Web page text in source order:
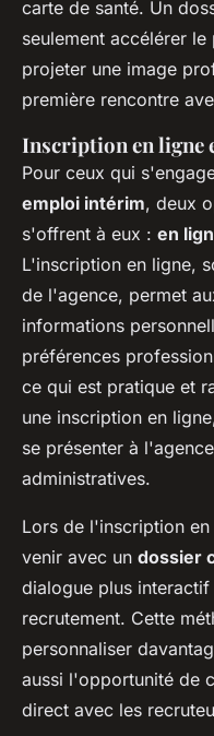
carte de santé. Un
seulement accélérer
projeter une image
première rencontre
Inscription en ligne
Pour ceux qui
emploi intérim, deux
s'offrent à eux : en
L'inscription en ligne,
de l'agence, permet
informations
préférences
ce qui est pratique et
une inscription en
se présenter à
administratives.
Lors de l'inscription
venir avec un dossier
dialogue plus
recrutement. Cette
personnaliser
aussi l'opportunité de
direct avec les